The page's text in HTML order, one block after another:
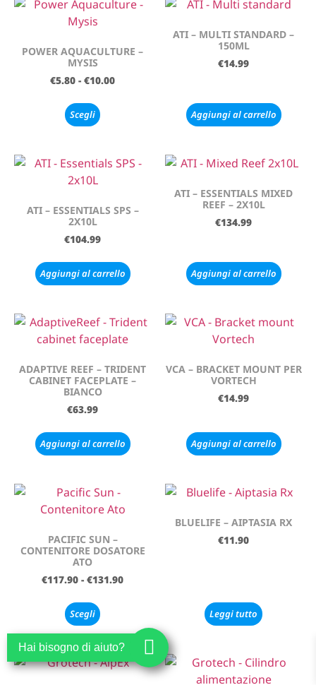
POWER AQUACULTURE –
MYSIS
€5.80 - €10.00
Scegli
ATI – MULTI STANDARD –
150ML
€14.99
Aggiungi al carrello
ATI – ESSENTIALS SPS –
2X10L
€104.99
Aggiungi al carrello
ATI – ESSENTIALS MIXED
REEF – 2X10L
€134.99
Aggiungi al carrello
ADAPTIVE REEF – TRIDENT
CABINET FACEPLATE –
BIANCO
€63.99
Aggiungi al carrello
VCA – BRACKET MOUNT PER
VORTECH
€14.99
Aggiungi al carrello
PACIFIC SUN –
CONTENITORE DOSATORE
ATO
€117.90 - €131.90
Scegli
BLUELIFE – AIPTASIA RX
€11.90
Leggi tutto
Hai bisogno di aiuto?